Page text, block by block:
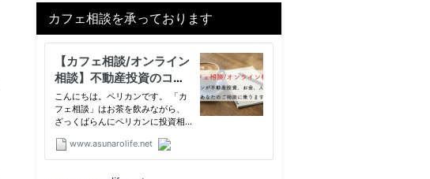
カフェ相談を承っております